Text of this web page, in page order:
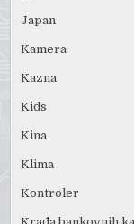
Japan
Kamera
Kazna
Kids
Kina
Klima
Kontroler